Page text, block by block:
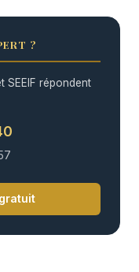
?
SEEIF répondent